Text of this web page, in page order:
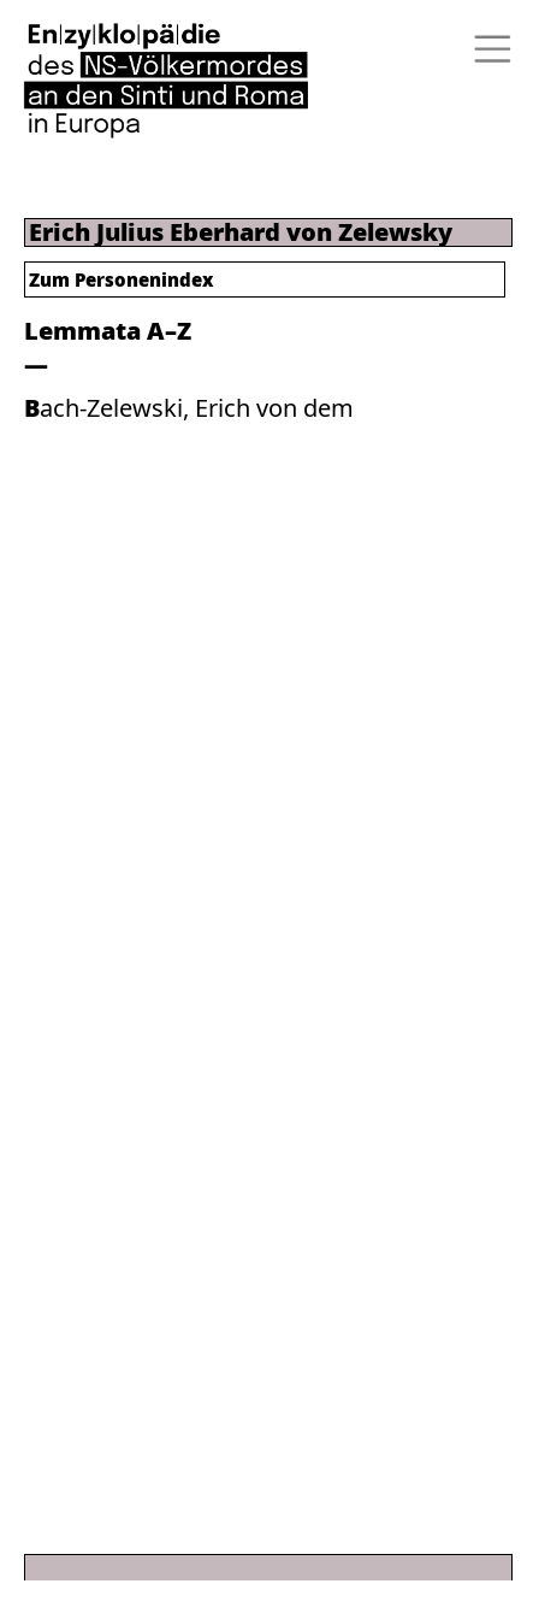
Erich Julius Eberhard von Zelewsky
Lemmata A–Z
Bach-Zelewski, Erich von dem
Zum Personenindex